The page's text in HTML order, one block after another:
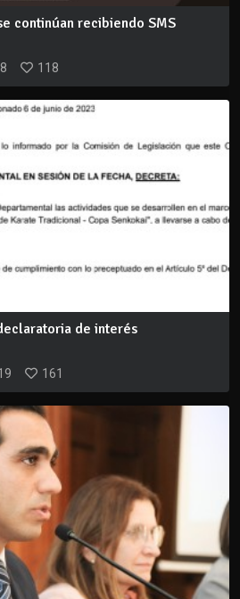
continúan recibiendo SMS
118
de interés
161